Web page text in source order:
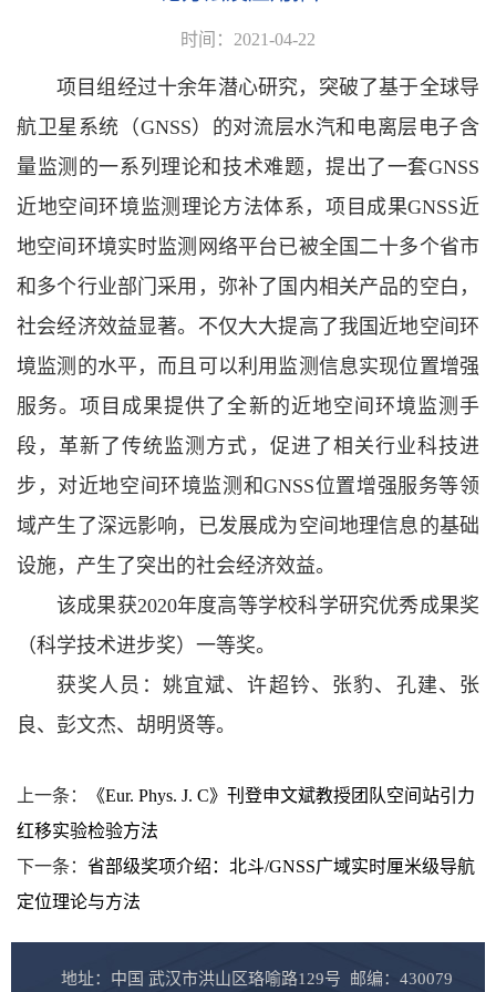
时间：2021-04-22
项目组经过十余年潜心研究，突破了基于全球导
航卫星系统（GNSS）的对流层水汽和电离层电子含
量监测的一系列理论和技术难题，提出了一套GNSS
近地空间环境监测理论方法体系，项目成果GNSS近
地空间环境实时监测网络平台已被全国二十多个省市
和多个行业部门采用，弥补了国内相关产品的空白，
社会经济效益显著。不仅大大提高了我国近地空间环
境监测的水平，而且可以利用监测信息实现位置增强
服务。项目成果提供了全新的近地空间环境监测手
段，革新了传统监测方式，促进了相关行业科技进
步，对近地空间环境监测和GNSS位置增强服务等领
域产生了深远影响，已发展成为空间地理信息的基础
设施，产生了突出的社会经济效益。
该成果获2020年度高等学校科学研究优秀成果奖
（科学技术进步奖）一等奖。
获奖人员：姚宜斌、许超钤、张豹、孔建、张
良、彭文杰、胡明贤等。
上一条：
《Eur. Phys. J. C》刊登申文斌教授团队空间站引力
红移实验检验方法
下一条： 省部级奖项介绍：北斗/GNSS广域实时厘米级导航
定位理论与方法
地址：中国 武汉市洪山区珞喻路129号 邮编：430079